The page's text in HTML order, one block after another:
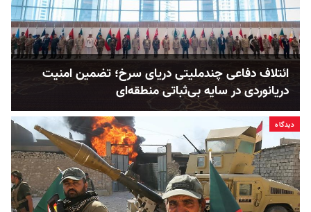
ائتلاف دفاعی چندملیتی دریای سرخ؛ تضمین امنیت
دریانوردی در سایه بی‌ثباتی‌ منطقه‌ای
دیدگاه